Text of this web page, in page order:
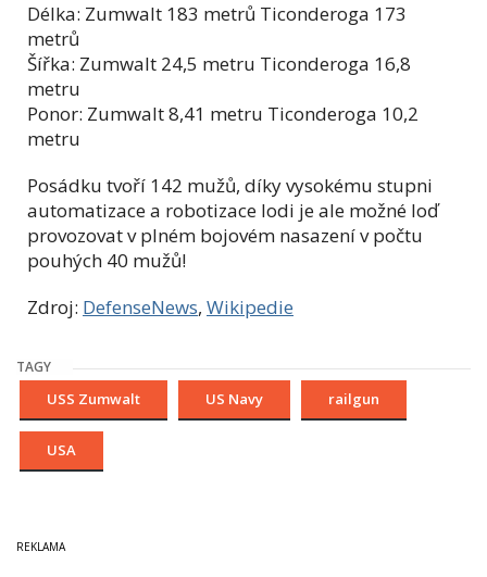
Délka: Zumwalt 183 metrů Ticonderoga 173
metrů
Šířka: Zumwalt 24,5 metru Ticonderoga 16,8
metru
Ponor: Zumwalt 8,41 metru Ticonderoga 10,2
metru
Posádku tvoří 142 mužů, díky vysokému stupni
automatizace a robotizace lodi je ale možné loď
provozovat v plném bojovém nasazení v počtu
pouhých 40 mužů!
Zdroj: DefenseNews, Wikipedie
TAGY
USS Zumwalt US Navy railgun
USA